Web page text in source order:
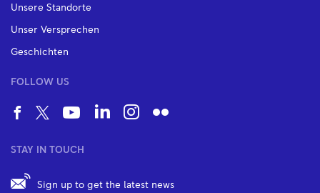
Unsere Standorte
Unser Versprechen
Geschichten
FOLLOW US
STAY IN TOUCH
Sign up to get the latest news